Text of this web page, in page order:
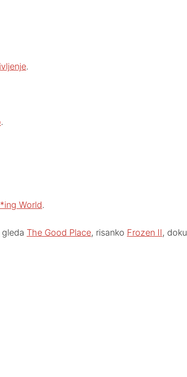
.
.
World.
gleda The Good Place, risanko Frozen II, doku